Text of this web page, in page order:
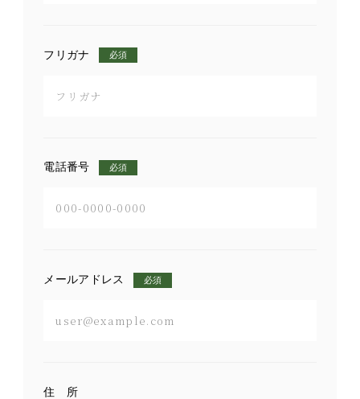
フリガナ 必須
電話番号 必須
メールアドレス 必須
住 所